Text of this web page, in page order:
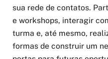
sua rede de contatos.
e workshops, interagir
turma e, até mesmo,
formas de construir um